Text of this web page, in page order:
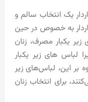
یک انتخاب سالم و
به خصوص در حین
یکبار مصرف، زنان
لباس های زیر یکبار
بر این، لباس‌های زیر
برای انتخاب زنان